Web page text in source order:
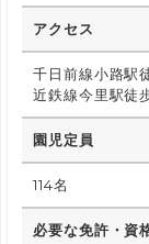
アクセス
千日前線小路駅
近鉄線今里駅徒
園児定員
114名
必要な免許・資